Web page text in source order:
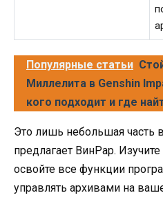
Популярные статьи
Миллелита в Genshin
кого подходит и где
Это лишь небольшая часть
предлагает ВинРар.
освойте все функции
управлять архивами на